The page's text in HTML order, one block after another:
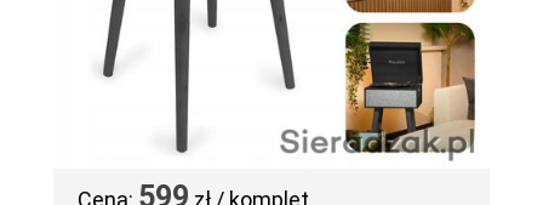
Cena: 599 zł / komplet